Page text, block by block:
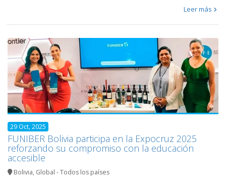
Leer más
29 Oct, 2025
FUNIBER Bolivia participa en la Expocruz 2025
reforzando su compromiso con la educación
accesible
Bolivia, Global - Todos los países